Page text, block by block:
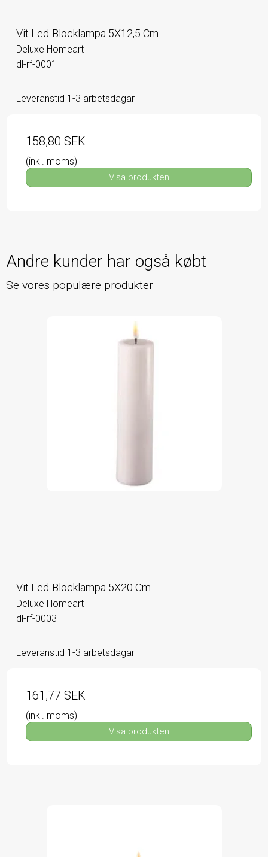
Vit Led-Blocklampa 5X12,5 Cm
Deluxe Homeart
dl-rf-0001
Leveranstid 1-3 arbetsdagar
158,80 SEK
(inkl. moms)
Visa produkten
Andre kunder har også købt
Se vores populære produkter
Vit Led-Blocklampa 5X20 Cm
Deluxe Homeart
dl-rf-0003
Leveranstid 1-3 arbetsdagar
161,77 SEK
(inkl. moms)
Visa produkten